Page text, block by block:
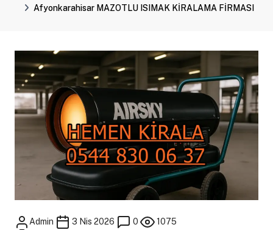
Afyonkarahisar MAZOTLU ISIMAK KİRALAMA FİRMASI
Admin 3 Nis 2026 0
1075